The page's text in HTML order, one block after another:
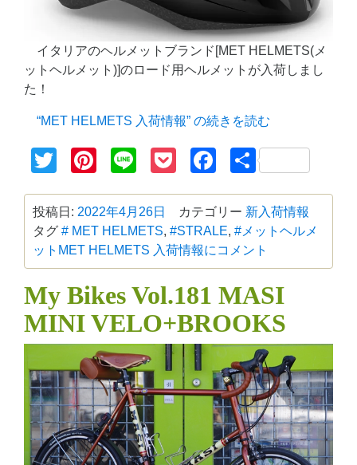
イタリアのヘルメットブランド[MET HELMETS(メ
ットヘルメット)]のロード用ヘルメットが入荷しまし
た！
“MET HELMETS 入荷情報” の続きを読む
TwitterPinterest
Line PocketFacebook
共
有
投稿日: 2022年4月26日 カテゴリー 新入荷情報
タグ # MET HELMETS, #STRALE, #メットヘルメ
ット MET HELMETS 入荷情報に コメント
My Bikes Vol.181 MASI
MINI VELO+BROOKS